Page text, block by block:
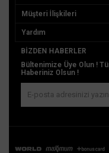
Müşteri İlişkileri
Yardım
BIZDEN HABERLER
Bültenimize Üye Olun !
Haberiniz Olsun !